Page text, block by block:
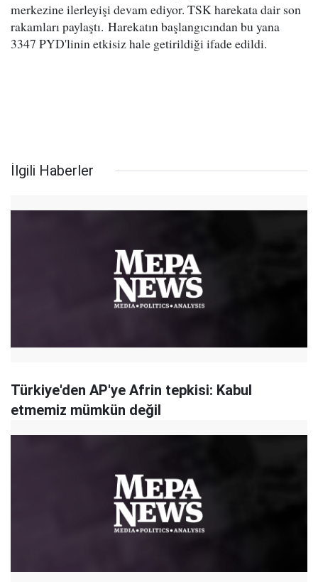
merkezine ilerleyişi devam ediyor. TSK harekata dair son
rakamları paylaştı. Harekatın başlangıcından bu yana
3347 PYD'linin etkisiz hale getirildiği ifade edildi.
İlgili Haberler
Türkiye'den AP'ye Afrin tepkisi: Kabul
etmemiz mümkün değil